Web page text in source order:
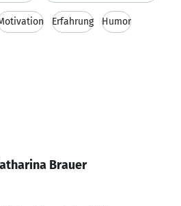
Erfahrung Humor
Brauer